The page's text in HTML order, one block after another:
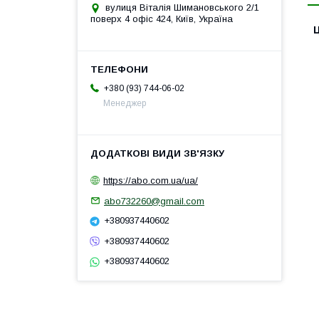
вулиця Віталія Шимановського 2/1
поверх 4 офіс 424, Київ, Україна
+380 (93) 744-06-02
Менеджер
https://abo.com.ua/ua/
abo732260@gmail.com
+380937440602
+380937440602
+380937440602